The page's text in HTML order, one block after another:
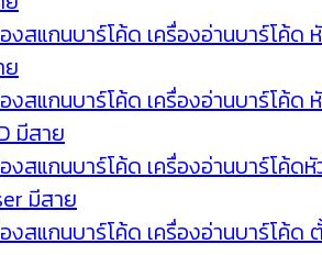
งสแกนบาร์โค้ด เครื่องอ่านบาร์โค้ด
ย
งสแกนบาร์โค้ด เครื่องอ่านบาร์โค้ด
มีสาย
งสแกนบาร์โค้ด เครื่องอ่านบาร์โค้ด
มีสาย
งสแกนบาร์โค้ด เครื่องอ่านบาร์โค้ด